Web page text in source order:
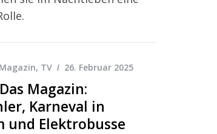
, TV 26. Februar 2025
Magazin:
Karneval in
und Elektrobusse